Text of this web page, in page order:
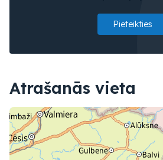
Pieteikties
Atrašanās vieta